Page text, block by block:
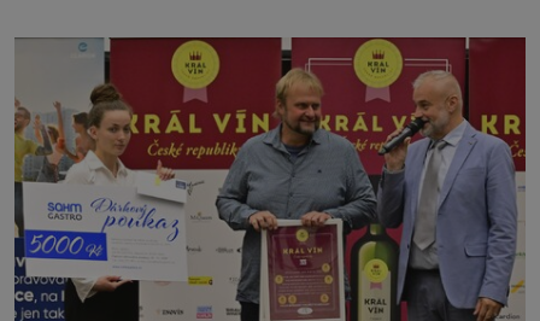
nedávno přečetli. Je to opravdu tak, s věkem jako
kdyby se paměť rozhodla stávkovat. Cvičte